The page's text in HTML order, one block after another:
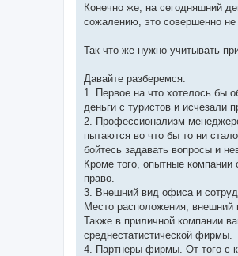
Конечно же, на сегодняшний
сожалению, это совершенно не
Так что же нужно учитывать
Давайте разберемся.
1. Первое на что хотелось бы
деньги с туристов и исчезали
2. Профессионализм
пытаются во что бы то ни
бойтесь задавать вопросы и
Кроме того, опытные
право.
3. Внешний вид офиса и
Место расположения, внешний
Также в приличной компании
среднестатистической фирмы.
4. Партнеры фирмы. От того с